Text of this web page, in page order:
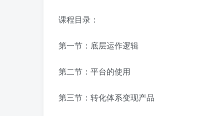
课程目录：
第一节：底层运作逻辑
第二节：平台的使用
第三节：转化体系变现产品